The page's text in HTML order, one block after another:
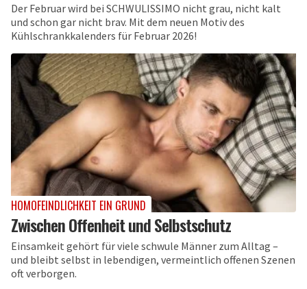
Der Februar wird bei SCHWULISSIMO nicht grau, nicht kalt
und schon gar nicht brav. Mit dem neuen Motiv des
Kühlschrankkalenders für Februar 2026!
HOMOFEINDLICHKEIT EIN GRUND
Zwischen Offenheit und Selbstschutz
Einsamkeit gehört für viele schwule Männer zum Alltag –
und bleibt selbst in lebendigen, vermeintlich offenen Szenen
oft verborgen.